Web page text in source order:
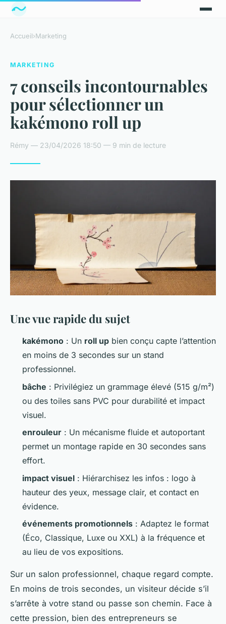
Accueil›Marketing
MARKETING
7 conseils incontournables
pour sélectionner un
kakémono roll up
Rémy — 23/04/2026 18:50 — 9 min de lecture
Une vue rapide du sujet
kakémono : Un roll up bien conçu capte l’attention
en moins de 3 secondes sur un stand
professionnel.
bâche : Privilégiez un grammage élevé (515 g/m²)
ou des toiles sans PVC pour durabilité et impact
visuel.
enrouleur : Un mécanisme fluide et autoportant
permet un montage rapide en 30 secondes sans
effort.
impact visuel : Hiérarchisez les infos : logo à
hauteur des yeux, message clair, et contact en
évidence.
événements promotionnels : Adaptez le format
(Éco, Classique, Luxe ou XXL) à la fréquence et
au lieu de vos expositions.
Sur un salon professionnel, chaque regard compte.
En moins de trois secondes, un visiteur décide s’il
s’arrête à votre stand ou passe son chemin. Face à
cette pression, bien des entrepreneurs se